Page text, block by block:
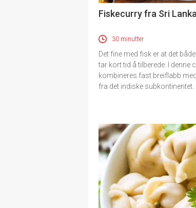
Fiskecurry fra Sri Lanka
30 minutter
Det fine med fisk er at det
tar kort tid å tilberede. I denne
kombineres fast breiflabb
fra det indiske subkontinentet.